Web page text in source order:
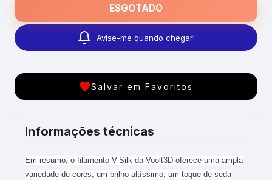
Avise-me quando chegar!
Salvar em Favoritos
Informações técnicas
Em resumo, o filamento V-Silk da Voolt3D oferece uma ampla
variedade de cores, um brilho altíssimo, um toque de seda